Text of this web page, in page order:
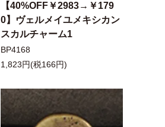
【40%OFF￥2983→￥179
0】ヴェルメイユメキシカン
スカルチャーム1
BP4168
1,823円(税166円)